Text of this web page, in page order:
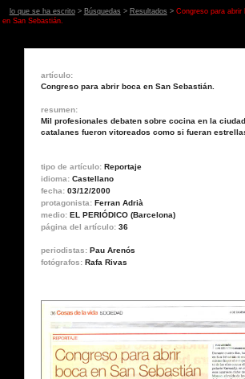
lo que se ha escrito> Búsquedas > Resultados > Congreso para abrir
en San Sebastián.
artículo:
Congreso para abrir boca en San Sebastián.
resumen:
Mil profesionales debaten sobre cocina en la
catalanes fueron vitoreados como si fueran
tipo de artículo: Reportaje
idioma: Castellano
fecha: 03/12/2000
protagonista: Ferran Adrià
medio: EL PERIÓDICO (Barcelona)
página del artículo: 36
periodistas: Pau Arenós
fotógrafos: Rafa Rivas